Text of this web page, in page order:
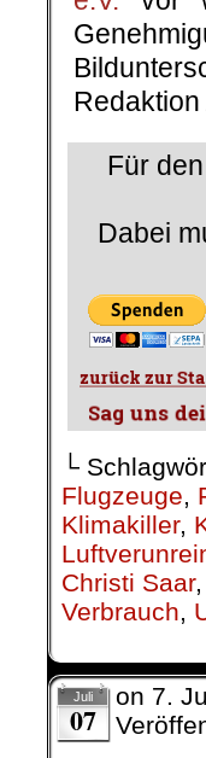
Für
Dabei
└
Flugzeuge,
Klimakiller,
Christi Saar,
Verbrauch,
Juli
07
on 7.